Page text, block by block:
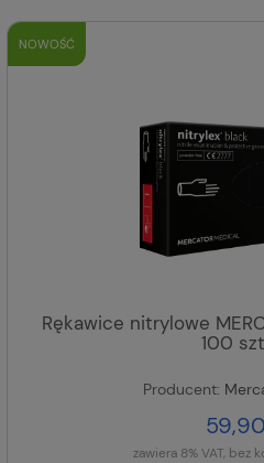
Rękawice nitrylowe
100
Producent:
zawiera 8% VAT, bez
NOWOŚĆ